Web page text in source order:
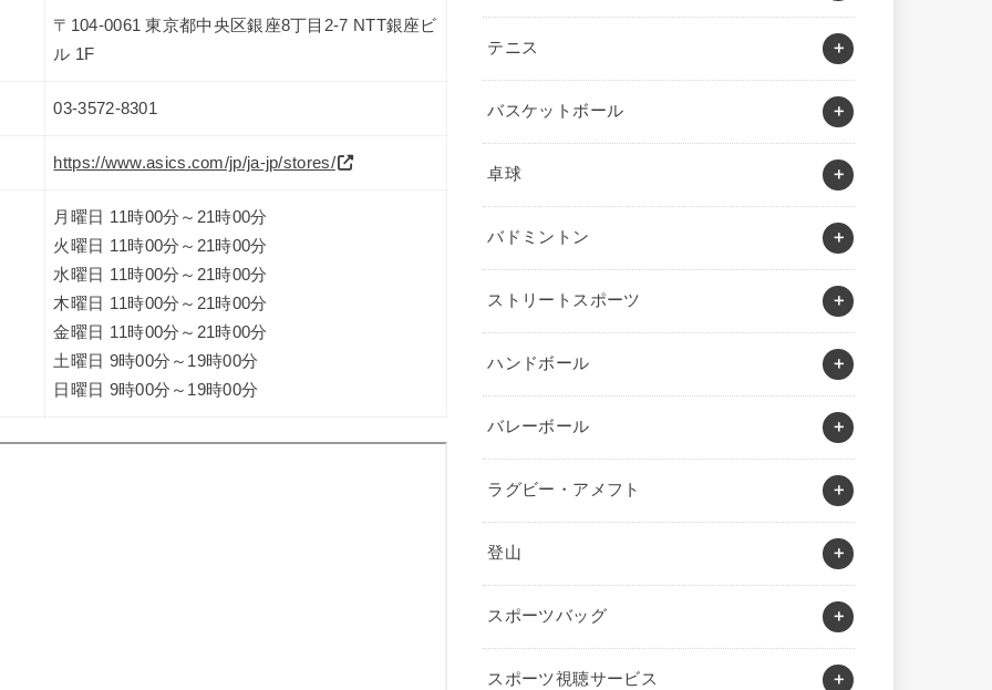
〒104-0061 東京都中央区銀座8丁目2-7 NTT銀座ビ
ル 1F
03-3572-8301
https://www.asics.com/jp/ja-jp/stores/
月曜日 11時00分～21時00分
火曜日 11時00分～21時00分
水曜日 11時00分～21時00分
木曜日 11時00分～21時00分
金曜日 11時00分～21時00分
土曜日 9時00分～19時00分
日曜日 9時00分～19時00分
テニス
バスケットボール
卓球
バドミントン
ストリートスポーツ
ハンドボール
バレーボール
ラグビー・アメフト
登山
スポーツバッグ
スポーツ視聴サービス